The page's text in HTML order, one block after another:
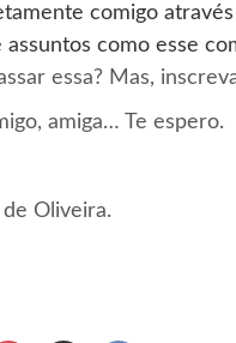
comigo
como esse
essa? Mas,
amiga… Te espero.
de Oliveira.